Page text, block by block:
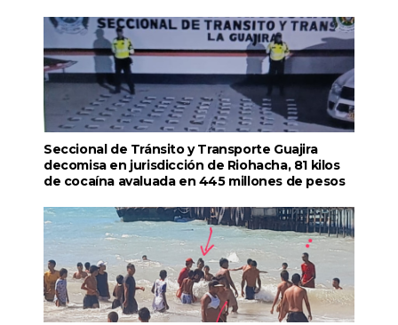
Seccional de Tránsito y Transporte Guajira
decomisa en jurisdicción de Riohacha, 81 kilos
de cocaína avaluada en 445 millones de pesos